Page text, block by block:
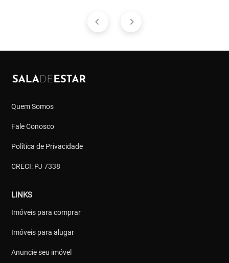
Quem Somos
Fale Conosco
Política de Privacidade
CRECI: PJ 7338
LINKS
Imóveis para comprar
Imóveis para alugar
Anuncie seu imóvel